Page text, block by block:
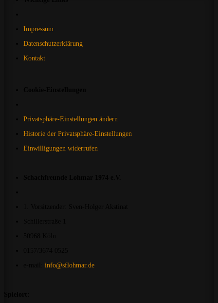
Impressum
Datenschutzerklärung
Kontakt
Privatsphäre-Einstellungen ändern
Historie der Privatsphäre-Einstellungen
Einwilligungen widerrufen
info@sflohmar.de